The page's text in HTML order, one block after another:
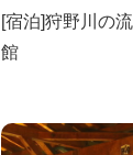
[宿泊]狩野川の
館